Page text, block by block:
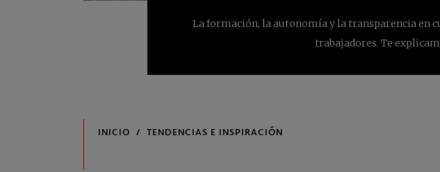
La formación, la autonomía y la transparencia en
trabajadores. Te